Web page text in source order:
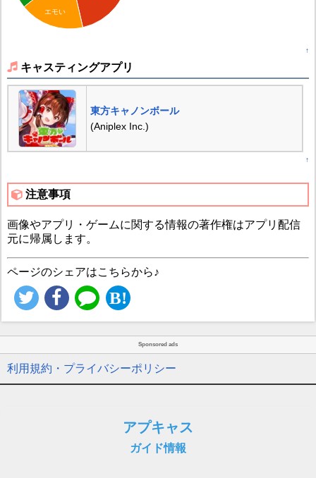
エモい
↑
キャスティングアプリ
東方キャノンボール
(Aniplex Inc.)
↑
注意事項
画像やアプリ・ゲームに関する情報の著作権はアプリ配信
元に帰属します。
ページのシェアはこちらから♪
Sponsored ads
利用規約・プライバシーポリシー
アプキャス
ガイド情報